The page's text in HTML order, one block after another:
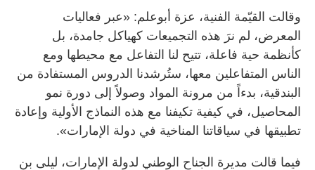
وقالت القيّمة الفنية، عزة أبوعلم: «عبر فعاليات
المعرض، لم نرَ هذه التجميعات كهياكل جامدة، بل
كأنظمة حية فاعلة، تتيح لنا التفاعل مع محيطها ومع
الناس المتفاعلين معها، ستُرشدنا الدروس المستفادة من
البندقية، بدءاً من مرونة المواد وصولاً إلى دورة نمو
المحاصيل، في كيفية تكيفنا مع هذه النماذج الأولية وإعادة
تطبيقها في سياقاتنا المناخية في دولة الإمارات».
فيما قالت مديرة الجناح الوطني لدولة الإمارات، ليلى بن